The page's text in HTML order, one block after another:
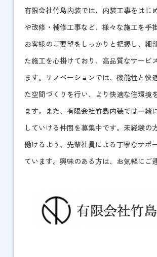
有限会社竹島内装では、内装工事をはじ
や改修・補修工事など、様々な施工を手
お客様のご要望をしっかりと把握し、細
た施工を心掛けており、高品質なサービ
ます。
リノベーションでは、機能性と快
た空間づくりを行い、より快適な住環境
ます。また、有限会社竹島内装では一緒
していける仲間を募集中です。未経験の
働けるよう、先輩社員による丁寧なサポ
ています。興味のある方は、お気軽にご